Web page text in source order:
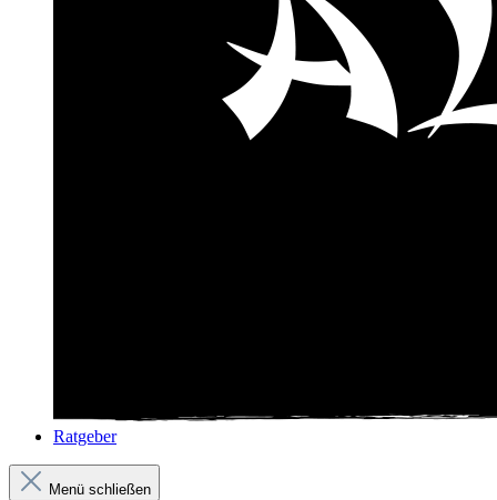
Ratgeber
Menü schließen